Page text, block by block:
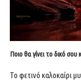
Ποιο θα γίνει το δικό
Το φετινό καλοκαίρι